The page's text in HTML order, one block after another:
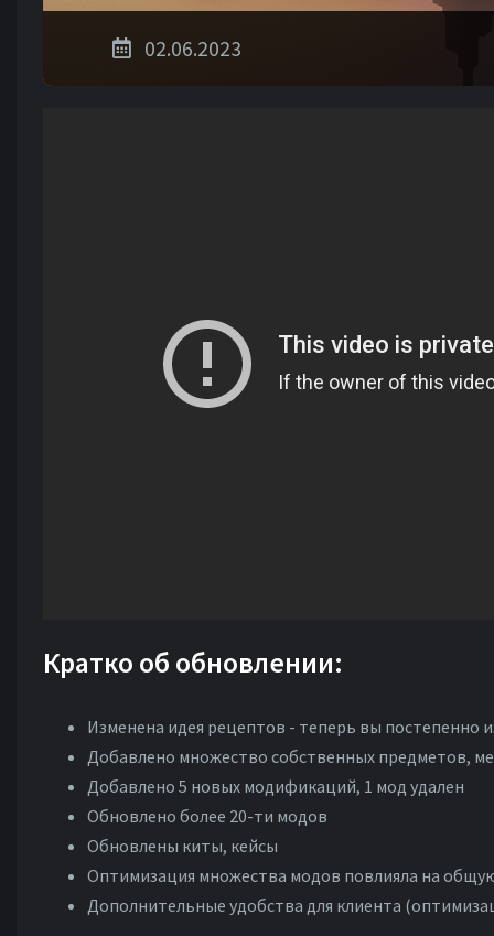
02.06.2023
Кратко об обновлении:
Изменена идея рецептов - теперь вы постепенно
Добавлено множество собственных предметов,
Добавлено 5 новых модификаций, 1 мод удален
Обновлено более 20-ти модов
Обновлены киты, кейсы
Оптимизация множества модов повлияла на
Дополнительные удобства для клиента